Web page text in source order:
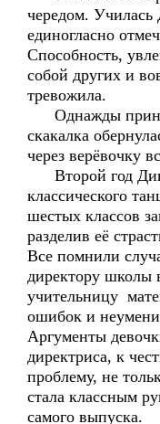
чередом. Училась
единогласно
Способность,
собой других и
тревожила.
Однажды
скакалка
через верёвочку
Второй год
классического
шестых классов
разделив её
Все помнили
директору школы
учительницу
ошибок и
Аргументы
директриса, к
проблему, не
стала классным
самого выпуска.